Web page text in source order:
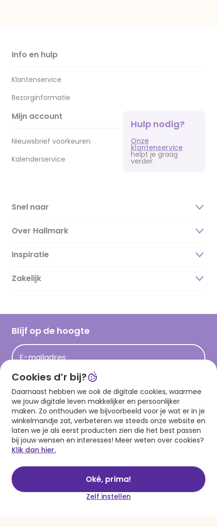
Info en hulp
Klantenservice
Bezorginformatie
Mijn account
Nieuwsbrief voorkeuren
Kalenderservice
Hulp nodig?
Onze
klantenservice
helpt je graag
verder.
Snel naar
Over Hallmark
Over ons
Duurzaamheid
Hallmark Kaartclub
Acties
Hallmark en Kinderpostzegels
Inspiratie
Magazine
Cadeau inspiratie
Kaartinspiratie
Zakelijk
Blijf op de hoogte
E-mailadres
Aanmelden
Download onze app
Cookies d’r bij?
Daarnaast hebben we ook de digitale cookies, waarmee
we jouw digitale leven makkelijker en persoonlijker
maken. Zo onthouden we bijvoorbeeld voor je wat er in je
winkelmandje zat, verbeteren we steeds onze website en
laten we je als eerst producten zien die het best passen
bij jouw wensen en interesses! Meer weten over cookies?
Klik dan hier.
Oké, prima!
Zelf instellen